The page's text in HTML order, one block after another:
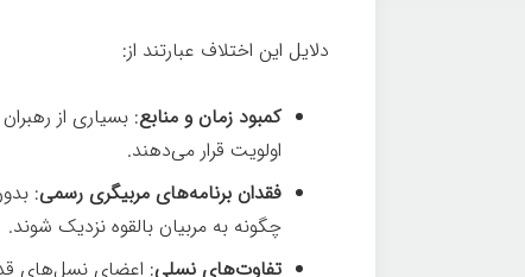
دلایل این اختلاف عبارتند از:
کمبود زمان و منابع: بسیاری از
اولویت قرار می‌دهند.
فقدان برنامه‌های مربیگری رسمی:
چگونه به مربیان بالقوه نزدیک شوند.
تفاوت‌های نسلی: اعضای نسل‌های